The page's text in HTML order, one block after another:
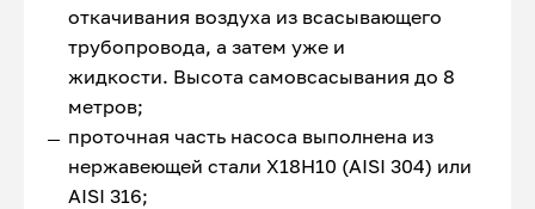
откачивания воздуха из всасывающего
трубопровода, а затем уже и
жидкости. Высота самовсасывания до 8
метров;
проточная часть насоса выполнена из
нержавеющей стали Х18Н10 (AISI 304) или
AISI 316;